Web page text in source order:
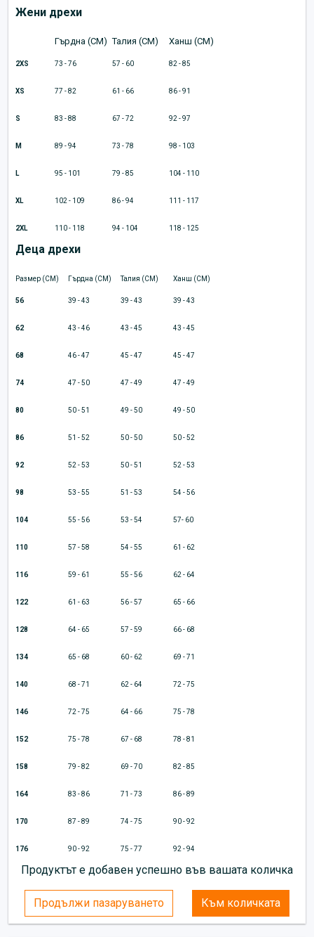
Жени дрехи
Гърдна (CM) Талия (CM) Ханш (CM)
2XS 73 - 76 57 - 60 82 - 85
XS 77 - 82 61 - 66 86 - 91
S 83 - 88 67 - 72 92 - 97
M 89 - 94 73 - 78 98 - 103
L 95 - 101 79 - 85 104 - 110
XL 102 - 109 86 - 94 111 - 117
2XL 110 - 118 94 - 104 118 - 125
Деца дрехи
Размер (CM) Гърдна (CM) Талия (CM) Ханш (CM)
56 39 - 43 39 - 43 39 - 43
62 43 - 46 43 - 45 43 - 45
68 46 - 47 45 - 47 45 - 47
74 47 - 50 47 - 49 47 - 49
80 50 - 51 49 - 50 49 - 50
86 51 - 52 50 - 50 50 - 52
92 52 - 53 50 - 51 52 - 53
98 53 - 55 51 - 53 54 - 56
104 55 - 56 53 - 54 57- 60
110 57 - 58 54 - 55 61 - 62
116 59 - 61 55 - 56 62 - 64
122 61 - 63 56 - 57 65 - 66
128 64 - 65 57 - 59 66 - 68
134 65 - 68 60 - 62 69 - 71
140 68 - 71 62 - 64 72 - 75
146 72 - 75 64 - 66 75 - 78
152 75 - 78 67 - 68 78 - 81
158 79 - 82 69 - 70 82 - 85
164 83 - 86 71 - 73 86 - 89
170 87 - 89 74 - 75 90 - 92
176 90 - 92 75 - 77 92 - 94
Продуктът е добавен успешно във вашата количка
Продължи пазаруването Към количката